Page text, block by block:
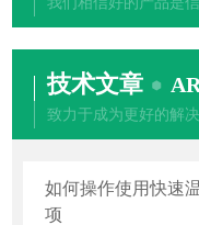
技术文章
致力于成为更好的解
如何操作使用快速
项